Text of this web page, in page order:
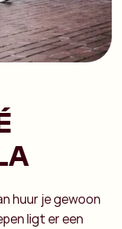
huur je gewoon
ligt er een